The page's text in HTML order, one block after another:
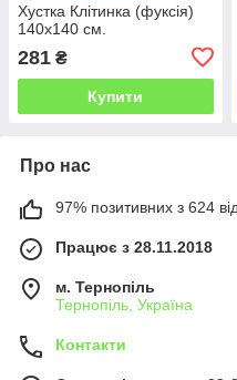
Хустка Клітинка (фуксія)
140х140 см.
281 ₴
Купити
Про нас
97% позитивних з 624
Працює з 28.11.2018
м. Тернопіль
Тернопіль, Україна
Контакти